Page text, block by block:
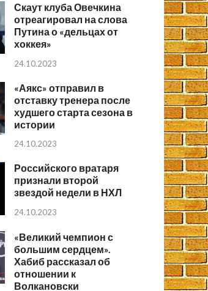
Скаут клуба Овечкина
отреагировал на слова
Путина о «дельцах от
хоккея»
24.10.2023
«Аякс» отправил в
отставку тренера после
худшего старта сезона в
истории
24.10.2023
Российского вратаря
признали второй
звездой недели в НХЛ
24.10.2023
«Великий чемпион с
большим сердцем».
Хабиб рассказал об
отношении к
Волкановски